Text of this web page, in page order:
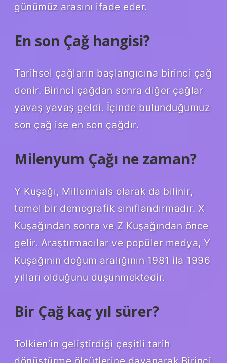
günümüz arasını ifade eder.
En son Çağ hangisi?
Tarihsel çağların başlangıcına birinci çağ
denir. Birinci çağdan sonra diğer çağlar
yavaş yavaş geldi. İçinde bulunduğumuz
son çağ ise en son çağdır.
Milenyum Çağı ne zaman?
Y Kuşağı, Millennials olarak da bilinir,
temel bir demografik sınıflandırmadır. X
Kuşağından sonra ve Z Kuşağından önce
gelir. Araştırmacılar ve popüler medya, Y
Kuşağının doğum aralığının 1981 ila 1996
yılları olduğunu düşünmektedir.
Bir Çağ kaç yıl sürer?
Tolkien’in geliştirdiği çeşitli tarih